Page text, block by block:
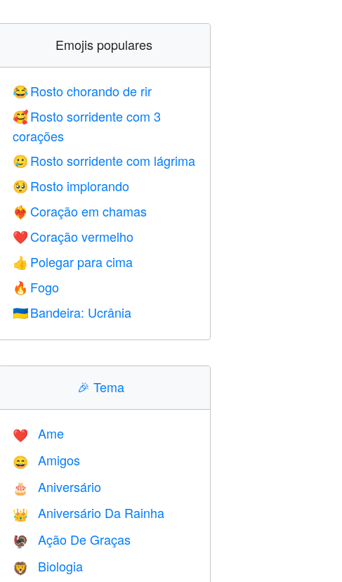
Emojis populares
😂 Rosto chorando de rir
🥰 Rosto sorridente com 3
corações
🥲 Rosto sorridente com lágrima
🥺 Rosto implorando
❤️‍🔥 Coração em chamas
❤️ Coração vermelho
👍 Polegar para cima
🔥 Fogo
🇺🇦 Bandeira: Ucrânia
🎉Tema
❤️️ Ame
😄 Amigos
🎂 Aniversário
👑 Aniversário Da Rainha
🦃 Ação De Graças
🦁 Biologia